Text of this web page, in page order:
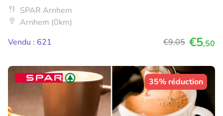
SPAR Arnhem
Arnhem (0km)
Vendu : 621
€9,05 €5,50
35% réduction